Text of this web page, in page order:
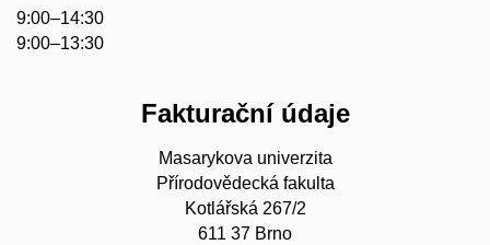
9:00–14:30
9:00–13:30
Fakturační údaje
Masarykova univerzita
Přírodovědecká fakulta
Kotlářská 267/2
611 37 Brno